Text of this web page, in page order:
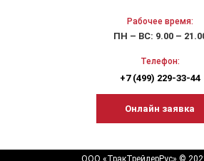
Рабочее время:
ПН – ВС: 9.00 –
Телефон:
+7 (499) 229-33-44
Онлайн заявка
ООО «ТракТрейлерРус» ©